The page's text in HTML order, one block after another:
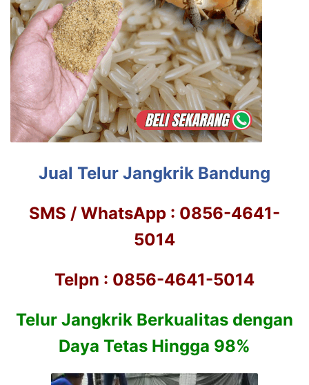
Jual Telur Jangkrik Bandung
SMS / WhatsApp : 0856-4641-
5014
Telpn : 0856-4641-5014
Telur Jangkrik Berkualitas dengan
Daya Tetas Hingga 98%